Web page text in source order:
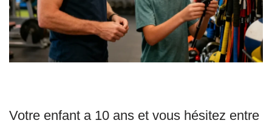
Votre enfant a 10 ans et vous hésitez entre